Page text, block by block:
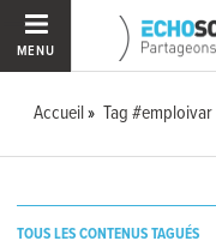
MENU
Accueil Tag #emploivar
TOUS LES CONTENUS TAGUÉS